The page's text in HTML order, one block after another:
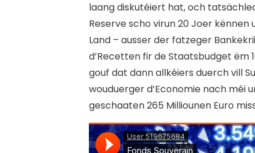
laang diskutéiert hat, och
Reserve scho virun 20 Joer
Land – ausser der fatzeger
d’Recetten fir de Staatsbudget ëm
gouf dat dann allkéiers duerch vill
wouduerger d’Economie nach méi
geschaaten 265 Milliounen Euro